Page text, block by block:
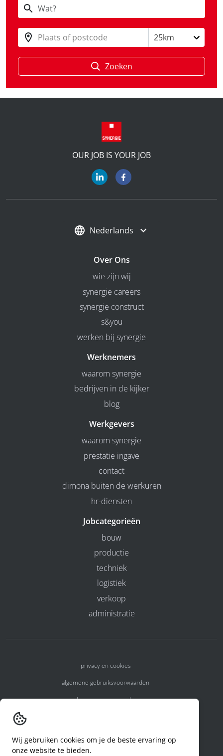
Plaats of postcode 25km
Zoeken
OUR JOB IS YOUR JOB
Nederlands
Over Ons
wie zijn wij
synergie careers
synergie construct
s&you
werken bij synergie
Werknemers
waarom synergie
bedrijven in de kijker
blog
Werkgevers
waarom synergie
prestatie ingave
contact
dimona buiten de werkuren
hr-diensten
Jobcategorieën
bouw
productie
techniek
logistiek
verkoop
administratie
privacy en cookies
algemene gebruiksvoorwaarden
algemene voorwaarden
code of conduct
Wij gebruiken cookies om je de beste ervaring op
onze website te bieden.